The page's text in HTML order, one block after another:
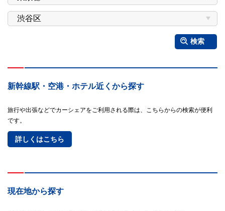
検索
新幹線駅・空港・ホテル近くから探す
旅行や出張などでカーシェアをご利用される際は、こちらからの検索が便利
です。
詳しくはこちら
現在地から探す